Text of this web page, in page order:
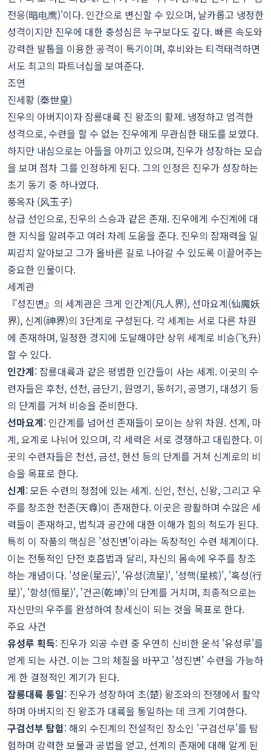
전응(暗电鹰)'이다. 인간으로 변신할 수 있으며, 날카롭고 냉정한
성격이지만 진우에 대한 충성심은 누구보다도 깊다. 빠른 속도와
강력한 발톱을 이용한 공격이 특기이며, 후비와는 티격태격하면
서도 최고의 파트너십을 보여준다.
조연
진세황 (秦世皇)
진우의 아버지이자 잠룡대륙 진 왕조의 황제. 냉정하고 엄격한
성격으로, 수련을 할 수 없는 진우에게 무관심한 태도를 보였다.
하지만 내심으로는 아들을 아끼고 있으며, 진우가 성장하는 모습
을 보며 점차 그를 인정하게 된다. 그의 인정은 진우가 성장하는
초기 동기 중 하나였다.
풍옥자 (风玉子)
상급 선인으로, 진우의 스승과 같은 존재. 진우에게 수진계에 대
한 지식을 알려주고 여러 차례 도움을 준다. 진우의 잠재력을 일
찌감치 알아보고 그가 올바른 길로 나아갈 수 있도록 이끌어주는
중요한 인물이다.
세계관
『성진변』의 세계관은 크게 인간계(凡人界), 선마요계(仙魔妖
界), 신계(神界)의 3단계로 구성된다. 각 세계는 서로 다른 차원
에 존재하며, 일정한 경지에 도달해야만 상위 세계로 비승(飞升)
할 수 있다.
인간계: 잠룡대륙과 같은 평범한 인간들이 사는 세계. 이곳의 수
련자들은 후천, 선천, 금단기, 원영기, 동허기, 공명기, 대성기 등
의 단계를 거쳐 비승을 준비한다.
선마요계: 인간계를 넘어선 존재들이 모이는 상위 차원. 선계, 마
계, 요계로 나뉘어 있으며, 각 세력은 서로 경쟁하고 대립한다. 이
곳의 수련자들은 천선, 금선, 현선 등의 단계를 거쳐 신계로의 비
승을 목표로 한다.
신계: 모든 수련의 정점에 있는 세계. 신인, 천신, 신왕, 그리고 우
주를 창조한 천존(天尊)이 존재한다. 이곳은 광활하며 수많은 세
력들이 존재하고, 법칙과 공간에 대한 이해가 힘의 척도가 된다.
특히 이 작품의 핵심은 '성진변'이라는 독창적인 수련 체계이다.
이는 전통적인 단전 호흡법과 달리, 자신의 몸속에 우주를 창조
하는 개념이다. '성운(星云)', '유성(流星)', '성핵(星核)', '혹성(行
星)', '항성(恒星)', '건곤(乾坤)'의 단계를 거치며, 최종적으로는
자신만의 우주를 완성하여 창세신이 되는 것을 목표로 한다.
주요 사건
유성루 획득: 진우가 외공 수련 중 우연히 신비한 운석 '유성루'를
얻게 되는 사건. 이는 그의 체질을 바꾸고 '성진변' 수련을 가능하
게 한 결정적인 계기가 된다.
잠룡대륙 통일: 진우가 성장하여 초(楚) 왕조와의 전쟁에서 활약
하며 아버지의 진 왕조가 대륙을 통일하는 데 크게 기여한다.
구검선부 탐험: 해외 수진계의 전설적인 장소인 '구검선부'를 탐
험하며 강력한 보물과 공법을 얻고, 선계의 존재에 대해 알게 된